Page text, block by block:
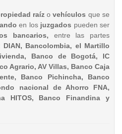
raízo vehículos que se
en los juzgados pueden ser
bancarios, entre las partes
DIAN, Bancolombia, el Martillo
Banco de Bogotá, IC
Agrario, AV Villas, Banco Caja
Banco Pichincha, Banco
nacional de Ahorro FNA,
HITOS, Banco Finandina y